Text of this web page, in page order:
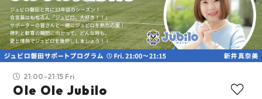
21:00-21:15 Fri
Ole Ole Jubilo